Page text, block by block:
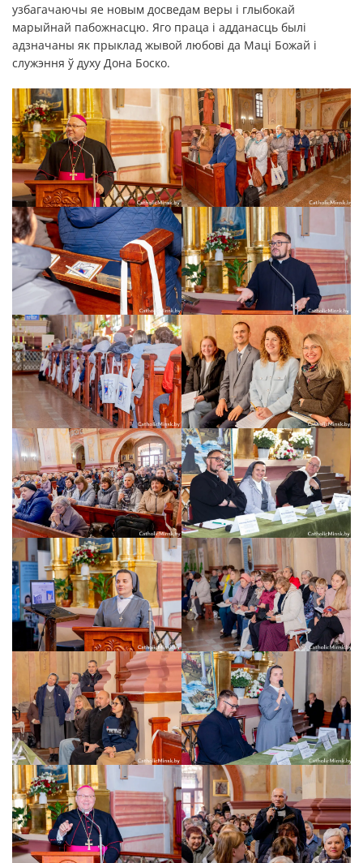
узбагачаючы яе новым досведам веры і глыбокай
марыйнай пабожнасцю. Яго праца і адданасць былі
адзначаны як прыклад жывой любові да Маці Божай і
служэння ў духу Дона Боско.